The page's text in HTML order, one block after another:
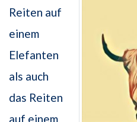
Reiten auf
einem
Elefanten
als auch
das Reiten
auf einem